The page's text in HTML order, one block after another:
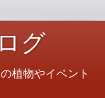
グ
植物やイベント